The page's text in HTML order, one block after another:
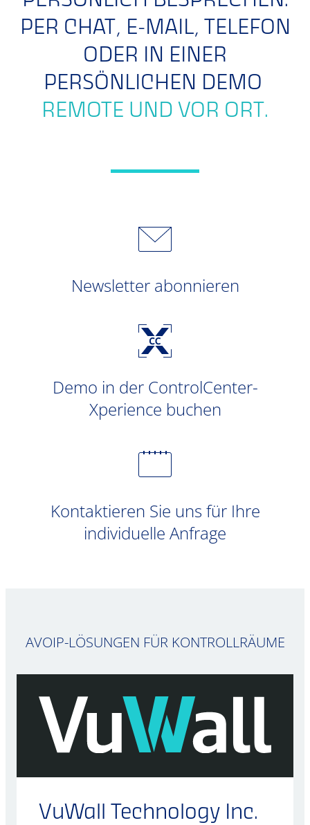
PER CHAT, E-MAIL, TELEFON
ODER IN EINER
PERSÖNLICHEN DEMO
REMOTE UND VOR ORT.
Newsletter abonnieren
Demo in der ControlCenter-
Xperience buchen
Kontaktieren Sie uns für Ihre
individuelle Anfrage
AVOIP-LÖSUNGEN FÜR KONTROLLRÄUME
VuWall Technology Inc.